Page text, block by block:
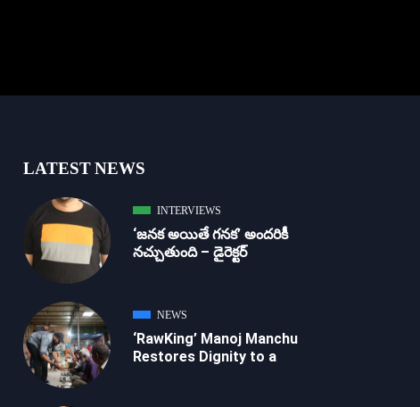
LATEST NEWS
INTERVIEWS
‘జ‌న‌క అయితే గ‌న‌క‌’ అందరికీ
నచ్చుతుంది – డైరెక్ట‌ర్
NEWS
‘RawKing’ Manoj Manchu
Restores Dignity to a